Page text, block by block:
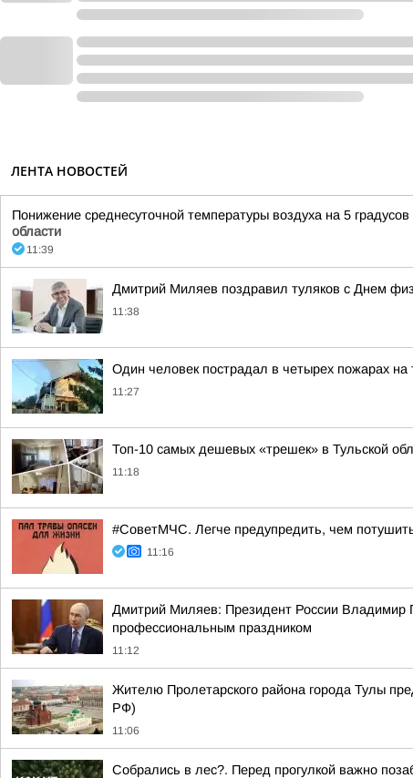
ЛЕНТА НОВОСТЕЙ
Понижение среднесуточной температуры воздуха на 5
области
11:39
Дмитрий Миляев поздравил туляков с Днем
11:38
Один человек пострадал в четырех пожарах на
11:27
Топ-10 самых дешевых «трешек» в Тульской
11:18
#СоветМЧС. Легче предупредить, чем
11:16
Дмитрий Миляев: Президент России Владимир
профессиональным праздником
11:12
Жителю Пролетарского района города Тулы
РФ)
11:06
Собрались в лес?. Перед прогулкой важно